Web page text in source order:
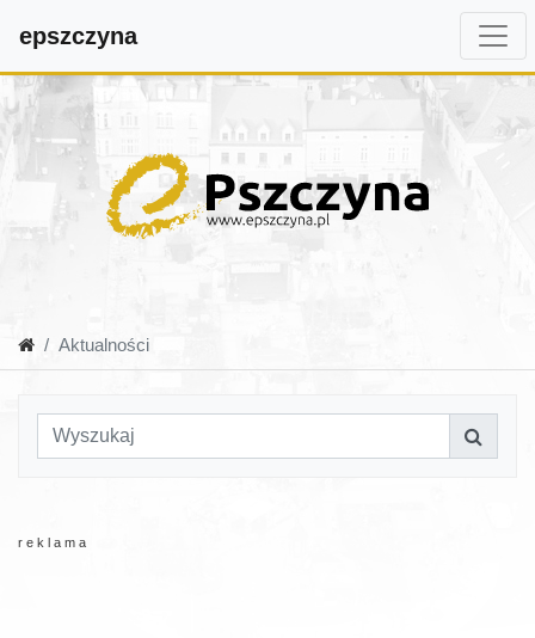
epszczyna
Aktualności
r e k l a m a